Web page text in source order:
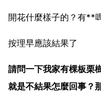
開花什麼樣子的？有**
按理早應該結果了
請問一下我家有棵板栗
就是不結果怎麼回事？